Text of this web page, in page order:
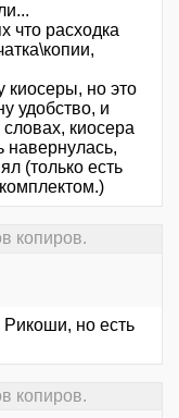
что расходка
киосеры, но это
удобство, и
киосера
навернулась,
(только есть
копиров.
но есть
копиров.